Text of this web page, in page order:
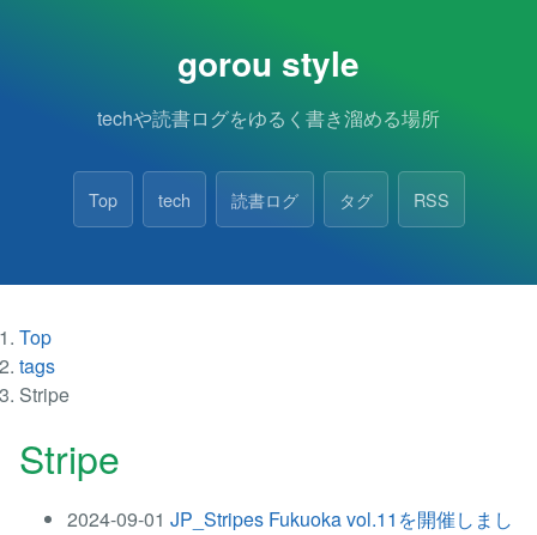
gorou style
techや読書ログをゆるく書き溜める場所
Top tech 読書ログ タグ RSS
Top
tags
Stripe
Stripe
2024-09-01 JP_Stripes Fukuoka vol.11を開催しまし